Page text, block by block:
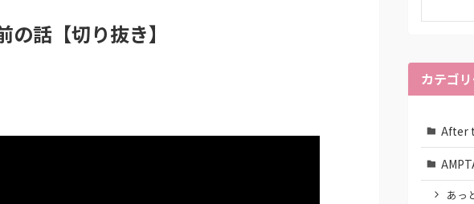
話【切り抜き】
カテゴ
After
あっ